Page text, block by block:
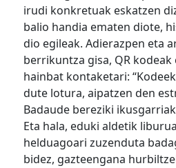
irudi konkretuak eskatzen
balio handia ematen diote,
dio egileak. Adierazpen eta
berrikuntza gisa, QR
hainbat kontaketari:
dute lotura, aipatzen den
Badaude bereziki
Eta hala, eduki aldetik
helduagoari zuzenduta
bidez, gazteengana